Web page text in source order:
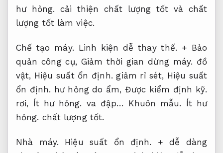
hư hỏng. cải thiện chất lượng tốt và chất
lượng tốt làm việc.
Chế tạo máy. Linh kiện dễ thay thế. + Bảo
quản công cụ, Giảm thời gian dừng máy. đồ
vật, Hiệu suất ổn định. giảm rỉ sét, Hiệu suất
ổn định. hư hỏng do ẩm, Được kiểm định kỹ.
rơi, Ít hư hỏng. va đập… Khuôn mẫu. Ít hư
hỏng. chất lượng tốt.
Nhà máy. Hiệu suất ổn định. + dễ dàng